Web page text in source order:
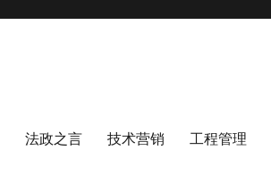
法政之言 技术营销 工程管理